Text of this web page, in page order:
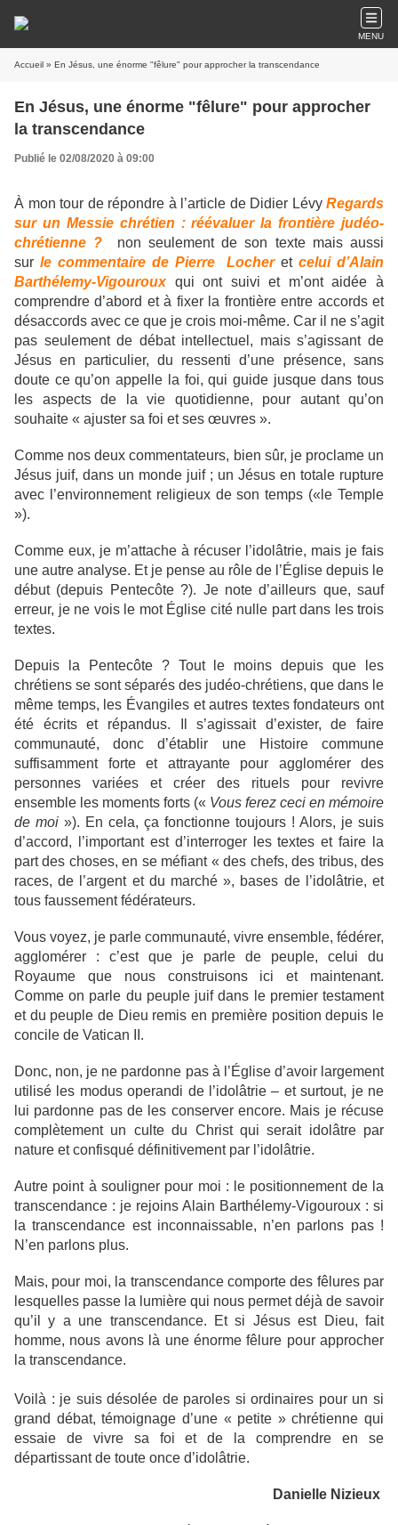
MENU
Accueil » En Jésus, une énorme "fêlure" pour approcher la transcendance
En Jésus, une énorme "fêlure" pour approcher
la transcendance
Publié le 02/08/2020 à 09:00
À mon tour de répondre à l’article de Didier Lévy Regards
sur un Messie chrétien : réévaluer la frontière judéo-
chrétienne ?
non seulement de son texte mais aussi
sur le commentaire de Pierre Locheretcelui d’Alain
Barthélemy-Vigourouxqui ont suivi et m’ont aidée à
comprendre d’abord et à fixer la frontière entre accords et
désaccords avec ce que je crois moi-même. Car il ne s’agit
pas seulement de débat intellectuel, mais s’agissant de
Jésus en particulier, du ressenti d’une présence, sans
doute ce qu’on appelle la foi, qui guide jusque dans tous
les aspects de la vie quotidienne, pour autant qu’on
souhaite « ajuster sa foi et ses œuvres ».
Comme nos deux commentateurs, bien sûr, je proclame un
Jésus juif, dans un monde juif ; un Jésus en totale rupture
avec l’environnement religieux de son temps («le Temple
»).
Comme eux, je m’attache à récuser l’idolâtrie, mais je fais
une autre analyse. Et je pense au rôle de l’Église depuis le
début (depuis Pentecôte ?). Je note d’ailleurs que, sauf
erreur, je ne vois le mot Église cité nulle part dans les trois
textes.
Depuis la Pentecôte ? Tout le moins depuis que les
chrétiens se sont séparés des judéo-chrétiens, que dans le
même temps, les Évangiles et autres textes fondateurs ont
été écrits et répandus. Il s’agissait d’exister, de faire
communauté, donc d’établir une Histoire commune
suffisamment forte et attrayante pour agglomérer des
personnes variées et créer des rituels pour revivre
ensemble les moments forts (« Vous ferez ceci en mémoire
de moi »). En cela, ça fonctionne toujours ! Alors, je suis
d’accord, l’important est d’interroger les textes et faire la
part des choses, en se méfiant « des chefs, des tribus, des
races, de l’argent et du marché », bases de l’idolâtrie, et
tous faussement fédérateurs.
Vous voyez, je parle communauté, vivre ensemble, fédérer,
agglomérer : c’est que je parle de peuple, celui du
Royaume que nous construisons ici et maintenant.
Comme on parle du peuple juif dans le premier testament
et du peuple de Dieu remis en première position depuis le
concile de Vatican II.
Donc, non, je ne pardonne pas à l’Église d’avoir largement
utilisé les modus operandi de l’idolâtrie – et surtout, je ne
lui pardonne pas de les conserver encore. Mais je récuse
complètement un culte du Christ qui serait idolâtre par
nature et confisqué définitivement par l’idolâtrie.
Autre point à souligner pour moi : le positionnement de la
transcendance : je rejoins Alain Barthélemy-Vigouroux : si
la transcendance est inconnaissable, n’en parlons pas !
N’en parlons plus.
Mais, pour moi, la transcendance comporte des fêlures par
lesquelles passe la lumière qui nous permet déjà de savoir
qu’il y a une transcendance. Et si Jésus est Dieu, fait
homme, nous avons là une énorme fêlure pour approcher
la transcendance.
Voilà : je suis désolée de paroles si ordinaires pour un si
grand débat, témoignage d’une « petite » chrétienne qui
essaie de vivre sa foi et de la comprendre en se
départissant de toute once d’idolâtrie.
Danielle Nizieux